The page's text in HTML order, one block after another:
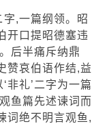
,一篇纲领。昭
开口提昭德塞违
后半痛斥纳鼎
赞哀伯语作结,益
礼’二字为一篇
鱼篇先述谏词而
词绝不明言观鱼,